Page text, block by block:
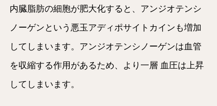
内臓脂肪の細胞が肥大化すると、アンジオテンシ
ノーゲンという悪玉アディポサイトカインも増加
してしまいます。アンジオテンシノーゲンは血管
を収縮する作用があるため、より一層 血圧は上昇
してしまいます。